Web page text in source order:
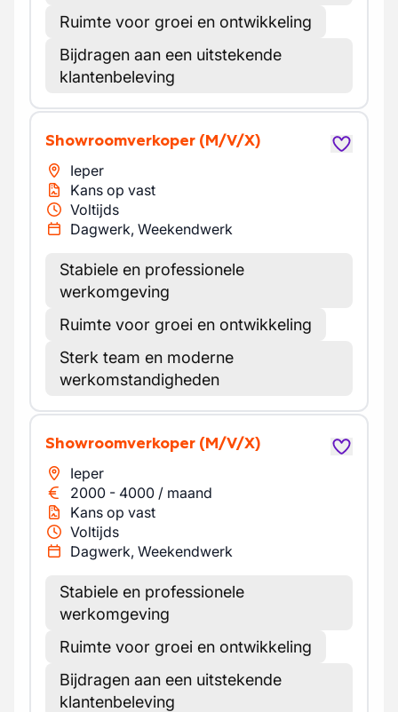
Ruimte voor groei en ontwikkeling
Bijdragen aan een uitstekende
klantenbeleving
Showroomverkoper (M/V/X)
Ieper
Kans op vast
Voltijds
Dagwerk, Weekendwerk
Stabiele en professionele
werkomgeving
Ruimte voor groei en ontwikkeling
Sterk team en moderne
werkomstandigheden
Showroomverkoper (M/V/X)
Ieper
2000 - 4000 / maand
Kans op vast
Voltijds
Dagwerk, Weekendwerk
Stabiele en professionele
werkomgeving
Ruimte voor groei en ontwikkeling
Bijdragen aan een uitstekende
klantenbeleving